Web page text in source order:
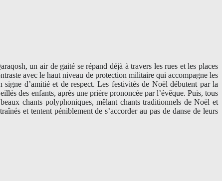
un air de gaité se répand déjà à travers les rues et les places
avec le haut niveau de protection militaire qui accompagne les
d’amitié et de respect. Les festivités de Noël débutent par la
des enfants, après une prière prononcée par l’évêque. Puis, tous
chants polyphoniques, mêlant chants traditionnels de Noël et
et tentent péniblement de s’accorder au pas de danse de leurs